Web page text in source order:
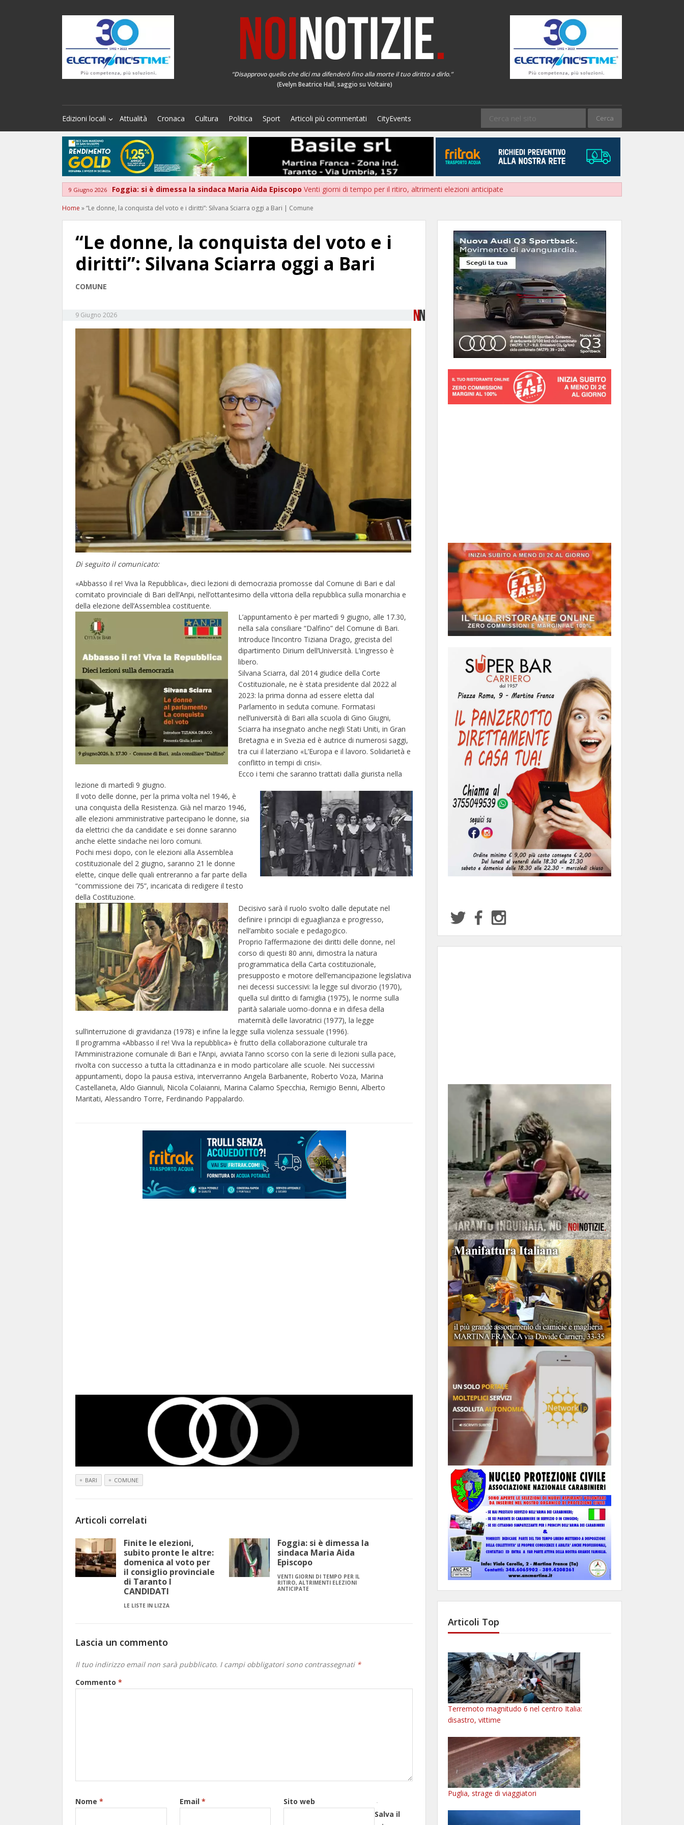
“Disapprovo quello che dici ma difenderò fino alla morte il tuo diritto a dirlo.”
(Evelyn Beatrice Hall, saggio su Voltaire)
Edizioni locali Attualità Cronaca Cultura Politica Sport Articoli più commentati CityEvents
9 Giugno 2026 Foggia: si è dimessa la sindaca Maria Aida Episcopo Venti giorni di tempo per il ritiro, altrimenti elezioni anticipate
Home »“Le donne, la conquista del voto e i diritti”: Silvana Sciarra oggi a Bari | Comune
“Le donne, la conquista del voto e i
diritti”: Silvana Sciarra oggi a Bari
COMUNE
9 Giugno 2026
Di seguito il comunicato:
«Abbasso il re! Viva la Repubblica», dieci lezioni di democrazia promosse dal Comune di Bari e dal
comitato provinciale di Bari dell’Anpi, nell’ottantesimo della vittoria della repubblica sulla monarchia e
della elezione dell’Assemblea costituente.
L’appuntamento è per martedì 9 giugno, alle 17.30,
nella sala consiliare “Dalfino” del Comune di Bari.
Introduce l’incontro Tiziana Drago, grecista del
dipartimento Dirium dell’Università. L’ingresso è
libero.
Silvana Sciarra, dal 2014 giudice della Corte
Costituzionale, ne è stata presidente dal 2022 al
2023: la prima donna ad essere eletta dal
Parlamento in seduta comune. Formatasi
nell’università di Bari alla scuola di Gino Giugni,
Sciarra ha insegnato anche negli Stati Uniti, in Gran
Bretagna e in Svezia ed è autrice di numerosi saggi,
tra cui il laterziano «L’Europa e il lavoro. Solidarietà e
conflitto in tempi di crisi».
Ecco i temi che saranno trattati dalla giurista nella
lezione di martedì 9 giugno.
Il voto delle donne, per la prima volta nel 1946, è
una conquista della Resistenza. Già nel marzo 1946,
alle elezioni amministrative partecipano le donne, sia
da elettrici che da candidate e sei donne saranno
anche elette sindache nei loro comuni.
Pochi mesi dopo, con le elezioni alla Assemblea
costituzionale del 2 giugno, saranno 21 le donne
elette, cinque delle quali entreranno a far parte della
“commissione dei 75”, incaricata di redigere il testo
della Costituzione.
Decisivo sarà il ruolo svolto dalle deputate nel
definire i principi di eguaglianza e progresso,
nell’ambito sociale e pedagogico.
Proprio l’affermazione dei diritti delle donne, nel
corso di questi 80 anni, dimostra la natura
programmatica della Carta costituzionale,
presupposto e motore dell’emancipazione legislativa
nei decessi successivi: la legge sul divorzio (1970),
quella sul diritto di famiglia (1975), le norme sulla
parità salariale uomo-donna e in difesa della
maternità delle lavoratrici (1977), la legge
sull’interruzione di gravidanza (1978) e infine la legge sulla violenza sessuale (1996).
Il programma «Abbasso il re! Viva la repubblica» è frutto della collaborazione culturale tra
l’Amministrazione comunale di Bari e l’Anpi, avviata l’anno scorso con la serie di lezioni sulla pace,
rivolta con successo a tutta la cittadinanza e in modo particolare alle scuole. Nei successivi
appuntamenti, dopo la pausa estiva, interverranno Angela Barbanente, Roberto Voza, Marina
Castellaneta, Aldo Giannuli, Nicola Colaianni, Marina Calamo Specchia, Remigio Benni, Alberto
Maritati, Alessandro Torre, Ferdinando Pappalardo.
BARI COMUNE
Articoli correlati
Finite le elezioni,
subito pronte le altre:
domenica al voto per
il consiglio provinciale
di Taranto I
CANDIDATI
LE LISTE IN LIZZA
Foggia: si è dimessa la
sindaca Maria Aida
Episcopo
VENTI GIORNI DI TEMPO PER IL
RITIRO, ALTRIMENTI ELEZIONI
ANTICIPATE
Lascia un commento
Il tuo indirizzo email non sarà pubblicato. I campi obbligatori sono contrassegnati *
Commento *
Nome * Email *
Sito web
Salva il
Articoli Top
Terremoto magnitudo 6 nel centro Italia:
disastro, vittime
Puglia, strage di viaggiatori